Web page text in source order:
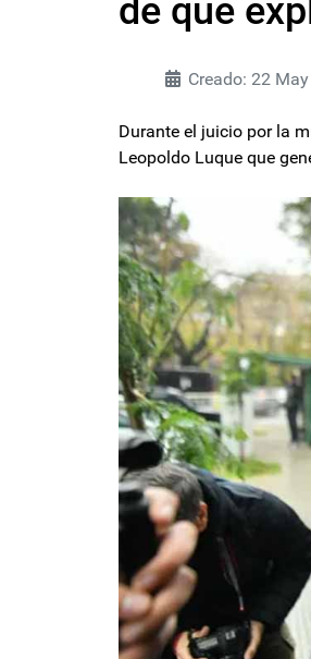
de que
Creado: 22
Durante el juicio por la
Leopoldo Luque que